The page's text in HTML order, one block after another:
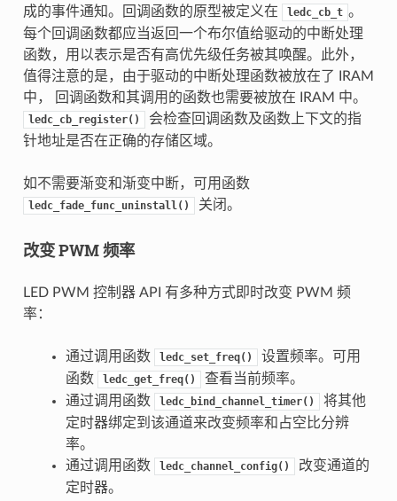
成的事件通知。回调函数的原型被定义在
ledc_cb_t 。
每个回调函数都应当返回一个布尔值给驱动的中断处理
函数，用以表示是否有高优先级任务被其唤醒。此外，
值得注意的是，由于驱动的中断处理函数被放在了 IRAM
中， 回调函数和其调用的函数也需要被放在 IRAM 中。
ledc_cb_register()
会检查回调函数及函数上下文的指
针地址是否在正确的存储区域。
如不需要渐变和渐变中断，可用函数
ledc_fade_func_uninstall() 关闭。
改变 PWM 频率
LED PWM 控制器 API 有多种方式即时改变 PWM 频
率：
通过调用函数 ledc_set_freq()
设置频率。可用
函数
ledc_get_freq()
查看当前频率。
通过调用函数
ledc_bind_channel_timer()
将其他
定时器绑定到该通道来改变频率和占空比分辨
率。
通过调用函数
ledc_channel_config()
改变通道的
定时器。